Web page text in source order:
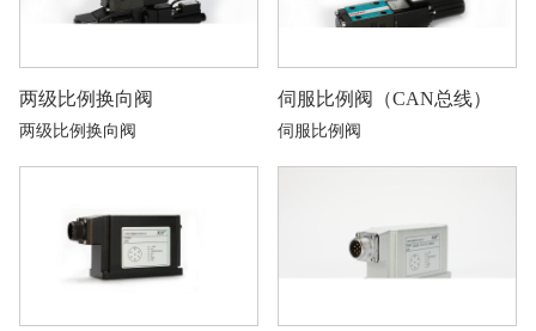
两级比例换向阀
两级比例换向阀
伺服比例阀（CAN总线）
伺服比例阀